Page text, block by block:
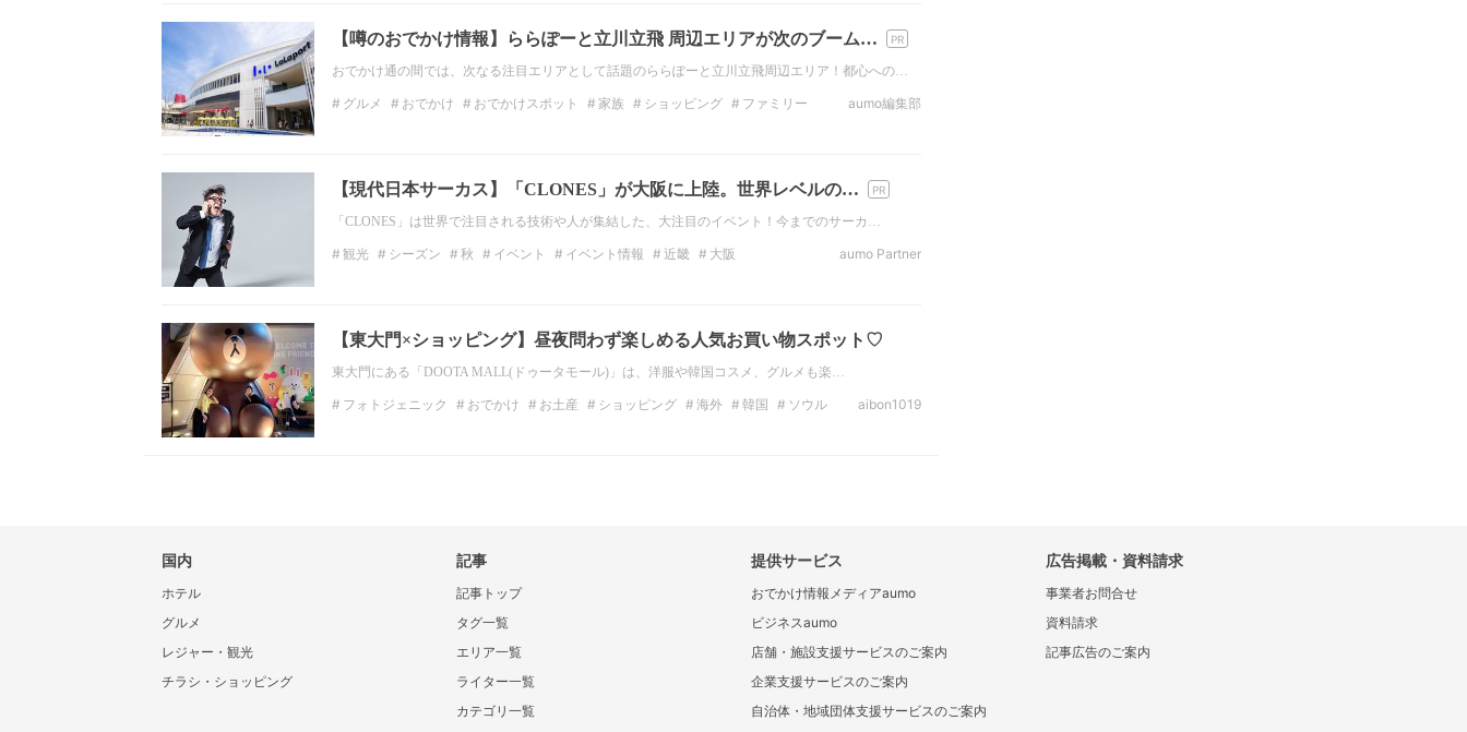
【噂のおでかけ情報】ららぽーと立川立飛 周辺エリアが次のブーム…
おでかけ通の間では、次なる注目エリアとして話題のららぽーと立川立飛周辺エリア！都心への…
グルメ おでかけ おでかけスポット 家族 ショッピング
ファミリー
aumo編集部
【現代日本サーカス】「CLONES」が大阪に上陸。世界レベルの…
「CLONES」は世界で注目される技術や人が集結した、大注目のイベント！今までのサーカ…
観光 シーズン 秋 イベント イベント情報 近畿
大阪
aumo Partner
【東大門×ショッピング】昼夜問わず楽しめる人気お買い物スポット♡
東大門にある「DOOTA MALL(ドゥータモール)」は、洋服や韓国コスメ、グルメも楽…
フォトジェニック おでかけ お土産 ショッピング 海外 韓国
ソウル
aibon1019
国内
ホテル
グルメ
レジャー・観光
チラシ・ショッピング
記事
記事トップ
タグ一覧
エリア一覧
ライター一覧
カテゴリ一覧
提供サービス
おでかけ情報メディアaumo
ビジネスaumo
店舗・施設支援サービスのご案内
企業支援サービスのご案内
自治体・地域団体支援サービスのご案内
広告掲載・資料請求
事業者お問合せ
資料請求
記事広告のご案内